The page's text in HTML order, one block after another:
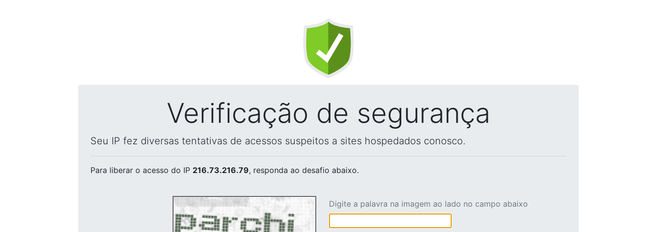
Verificação de segurança
Seu IP fez diversas tentativas de acessos suspeitos a sites hospedados conosco.
Para liberar o acesso do IP 216.73.216.79, responda ao desafio abaixo.
Digite a palavra na imagem ao lado no campo abaixo